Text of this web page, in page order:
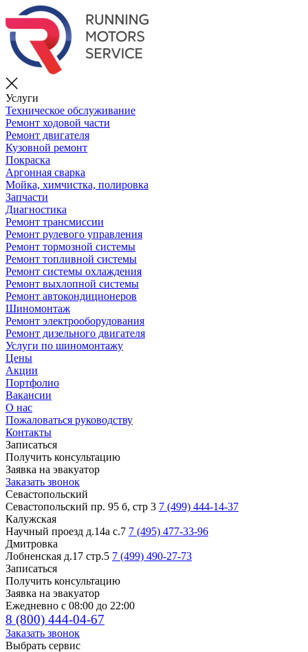
Услуги
Техническое обслуживание
Ремонт ходовой части
Ремонт двигателя
Кузовной ремонт
Покраска
Аргонная сварка
Мойка, химчистка, полировка
Запчасти
Диагностика
Ремонт трансмиссии
Ремонт рулевого управления
Ремонт тормозной системы
Ремонт топливной системы
Ремонт системы охлаждения
Ремонт выхлопной системы
Ремонт автокондиционеров
Шиномонтаж
Ремонт электрооборудования
Ремонт дизельного двигателя
Услуги по шиномонтажу
Цены
Акции
Портфолио
Вакансии
О нас
Пожаловаться руководству
Контакты
Записаться
Получить консультацию
Заявка на эвакуатор
Заказать звонок
Севастопольский
Севастопольский пр. 95 б, стр 3 7 (499) 444-14-37
Калужская
Научный проезд д.14а с.7 7 (495) 477-33-96
Дмитровка
Лобненская д.17 стр.5 7 (499) 490-27-73
Записаться
Получить консультацию
Заявка на эвакуатор
Ежедневно с 08:00 до 22:00
8 (800) 444-04-67
Заказать звонок
Выбрать сервис